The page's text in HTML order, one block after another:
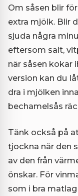
Om såsen blir
extra mjölk. Blir
sjuda några
eftersom salt,
när såsen kokar
version kan du
dra i mjölken
bechamelsås
Tänk också på
tjockna när den
av den från
önskar. För
som i bra